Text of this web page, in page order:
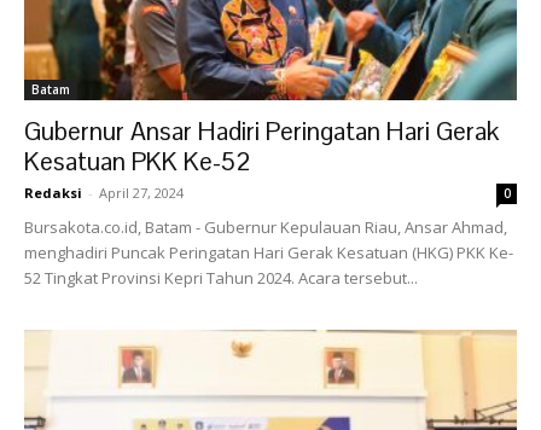
Batam
Gubernur Ansar Hadiri Peringatan Hari Gerak
Kesatuan PKK Ke-52
Redaksi - April 27, 2024 0
Bursakota.co.id, Batam - Gubernur Kepulauan Riau, Ansar Ahmad,
menghadiri Puncak Peringatan Hari Gerak Kesatuan (HKG) PKK Ke-
52 Tingkat Provinsi Kepri Tahun 2024. Acara tersebut...